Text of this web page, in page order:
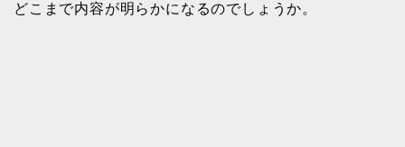
どこまで内容が明らかになるのでしょうか。